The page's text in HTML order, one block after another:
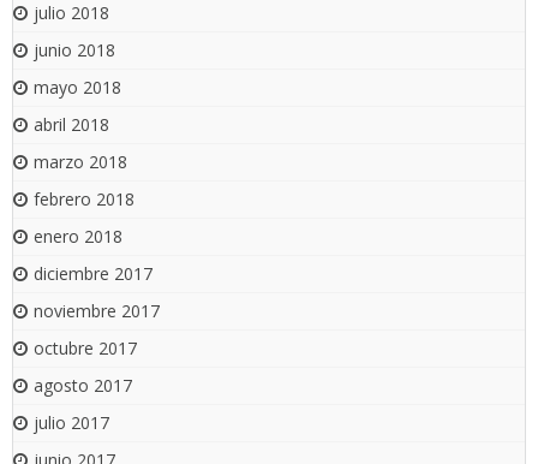
julio 2018
junio 2018
mayo 2018
abril 2018
marzo 2018
febrero 2018
enero 2018
diciembre 2017
noviembre 2017
octubre 2017
agosto 2017
julio 2017